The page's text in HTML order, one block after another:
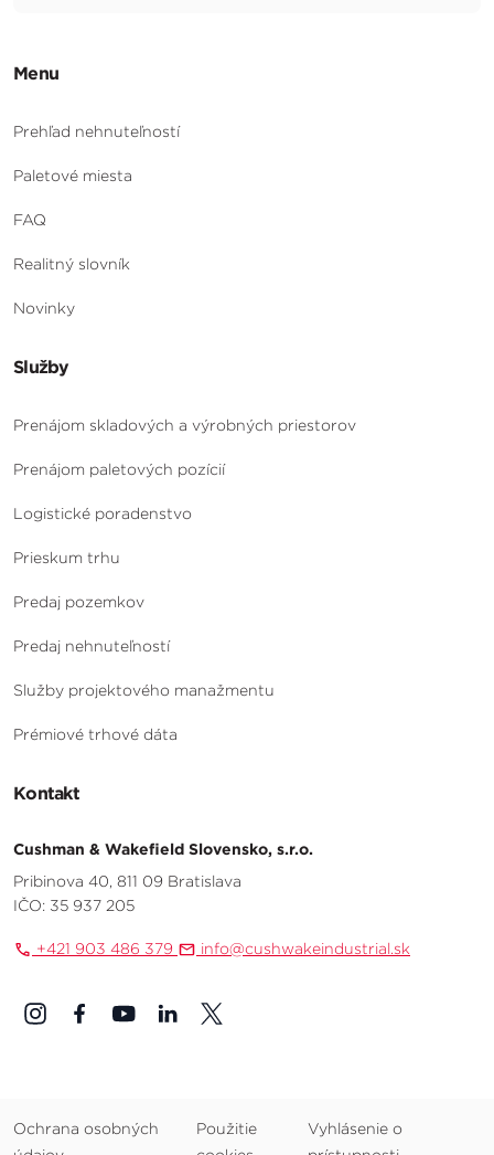
Menu
Prehľad nehnuteľností
Paletové miesta
FAQ
Realitný slovník
Novinky
Služby
Prenájom skladových a výrobných priestorov
Prenájom paletových pozícií
Logistické poradenstvo
Prieskum trhu
Predaj pozemkov
Predaj nehnuteľností
Služby projektového manažmentu
Prémiové trhové dáta
Kontakt
Cushman & Wakefield Slovensko, s.r.o.
Pribinova 40, 811 09 Bratislava
IČO: 35 937 205
+421 903 486 379 info@cushwakeindustrial.sk
Ochrana osobných
Použitie
Vyhlásenie o